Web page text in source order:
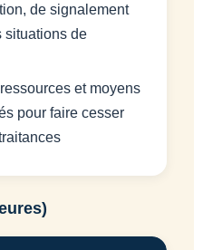
de signalement
situations de
et moyens
pour faire cesser